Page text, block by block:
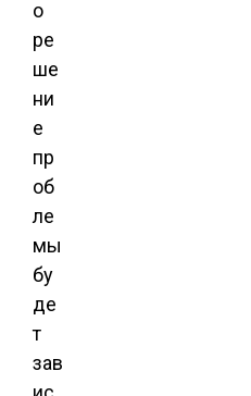
о
ре
ше
ни
е
пр
об
ле
мы
бу
де
т
зав